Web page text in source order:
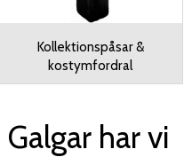
Kollektionspåsar &
kostymfordral
har vi